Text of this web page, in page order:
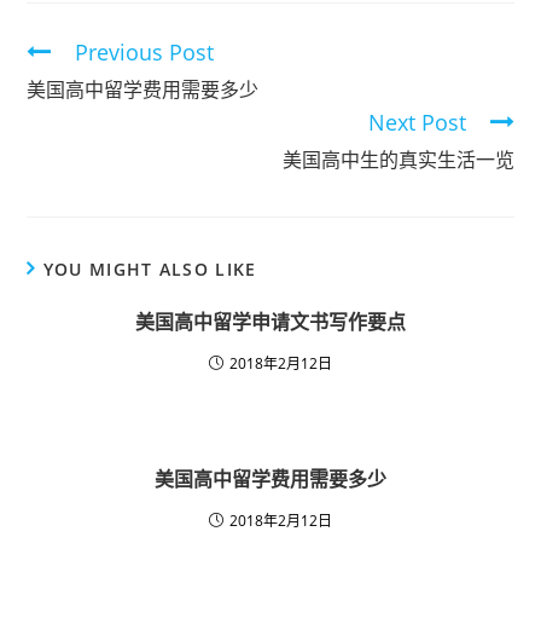
Previous Post
美国高中留学费用需要多少
Next Post
美国高中生的真实生活一览
YOU MIGHT ALSO LIKE
美国高中留学申请文书写作要点
2018年2月12日
美国高中留学费用需要多少
2018年2月12日